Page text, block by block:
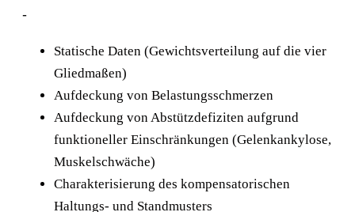
-
Statische Daten (Gewichtsverteilung auf die vier
Gliedmaßen)
Aufdeckung von Belastungsschmerzen
Aufdeckung von Abstützdefiziten aufgrund
funktioneller Einschränkungen (Gelenkankylose,
Muskelschwäche)
Charakterisierung des kompensatorischen
Haltungs- und Standmusters